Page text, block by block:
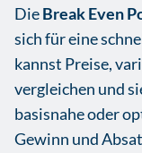
DieBreak Even
sich für eine
kannst Preise,
vergleichen und
basisnahe oder
Gewinn und